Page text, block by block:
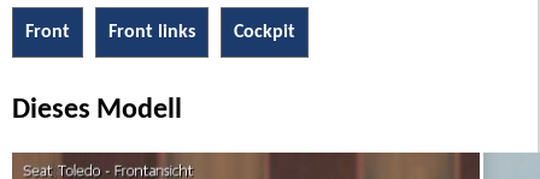
Front Front links Cockpit
Dieses Modell